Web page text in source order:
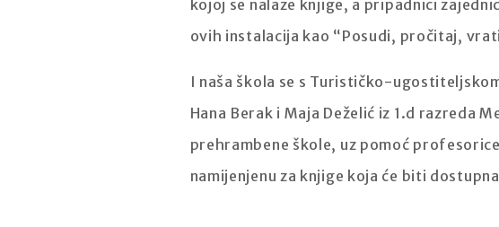
kojoj se nalaze knjige, a pripadnici
ovih instalacija kao “Posudi, pročitaj,
I naša škola se s Turističko-
Hana Berak i Maja Deželić iz 1.d razreda
prehrambene škole, uz pomoć
namijenjenu za knjige koja će biti